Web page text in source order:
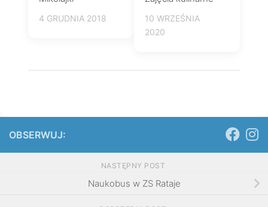
4 GRUDNIA 2018
10 WRZEŚNIA
2020
OBSERWUJ:
NASTĘPNY POST
Naukobus w ZS Rataje